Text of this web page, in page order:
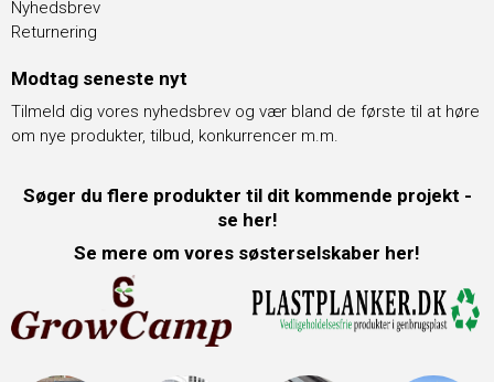
Nyhedsbrev
Returnering
Modtag seneste nyt
Tilmeld dig vores nyhedsbrev og vær bland de første til at høre
om nye produkter, tilbud, konkurrencer m.m.
Søger du flere produkter til dit kommende projekt -
se her!
Se mere om vores søsterselskaber her!